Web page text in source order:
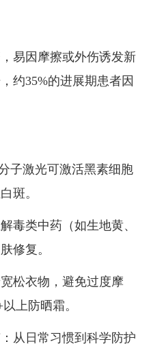
因摩擦或外伤诱发新
约35%的进展期患者因
子激光可激活黑素细胞
斑。
毒类中药（如生地黄、
修复。
松衣物，避免过度摩
上防晒霜。
日常习惯到科学防护